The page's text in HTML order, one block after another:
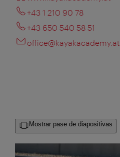
+43 1 210 90 78
+43 650 540 58 51
office@kayakacademy.at
Mostrar pase de diapositivas